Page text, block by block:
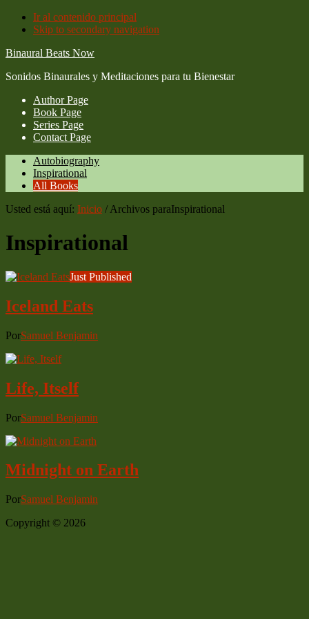
Ir al contenido principal
Skip to secondary navigation
Binaural Beats Now
Sonidos Binaurales y Meditaciones para tu Bienestar
Author Page
Book Page
Series Page
Contact Page
Autobiography
Inspirational
All Books
Usted está aquí: Inicio / Archivos paraInspirational
Inspirational
Just Published
Iceland Eats
PorSamuel Benjamin
Life, Itself
PorSamuel Benjamin
Midnight on Earth
PorSamuel Benjamin
Copyright © 2026